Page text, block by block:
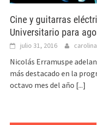
Cine y guitarras
Universitario para
julio 31, 2016 carolina
Nicolás Erramuspe
más destacado en la
octavo mes del año [...]